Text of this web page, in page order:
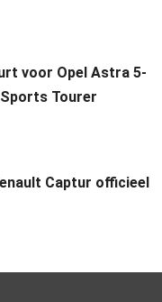
voor Opel Astra 5-
Tourer
Captur officieel